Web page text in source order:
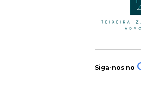
Siga-nos no